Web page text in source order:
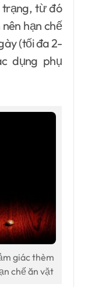
trạng, từ đó
hạn chế
(tối đa 2-
dụng phụ
giác thèm
chế ăn vặt